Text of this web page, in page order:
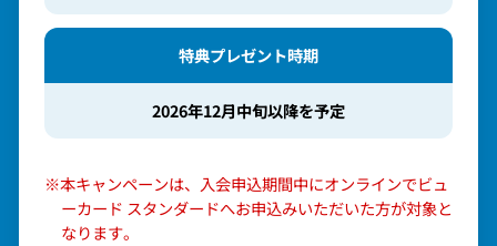
特典プレゼント時期
2026年12月中旬以降を予定
※本キャンペーンは、入会申込期間中にオンラインでビュ
ーカード スタンダードへお申込みいただいた方が対象と
なります。